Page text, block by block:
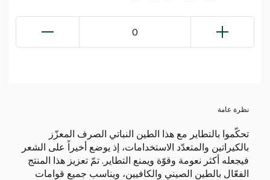
0
نظرة عامة
تحكّموا بالتطاير مع هذا الطين النباتي الصرف المعزّز
بالكيراتين والمتعدّد الاستخدامات، إذ يوضع أخيراً على الشعر
فيجعله أكثر نعومة وقوّة ويمنع التطاير. تمّ تعزيز هذا المنتج
الفعّال بالطين الصيني والكافيين، ويناسب جميع قوامات